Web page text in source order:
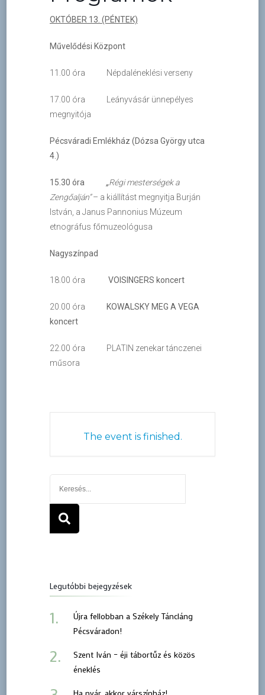
OKTÓBER 13. (PÉNTEK)
Művelődési Központ
11.00 óra Népdaléneklési verseny
17.00 óra Leányvásár ünnepélyes
megnyitója
Pécsváradi Emlékház (Dózsa György utca
4.)
15.30 óra „Régi mesterségek a
Zengőalján”– a kiállítást megnyitja Burján
István, a Janus Pannonius Múzeum
etnográfus főmuzeológusa
Nagyszínpad
18.00 óra VOISINGERS koncert
20.00 óra
KOWALSKY MEG A VEGA
koncert
22.00 óra
PLATIN zenekar tánczenei
műsora
The event is finished.
Legutóbbi bejegyzések
Újra fellobban a Székely Táncláng
Pécsváradon!
Szent Iván – éji tábortűz és közös
éneklés